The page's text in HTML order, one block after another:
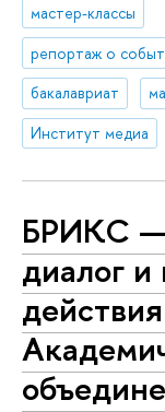
мастер-классы
репортаж о
бакалавриат
Институт медиа
БРИКС —
диалог